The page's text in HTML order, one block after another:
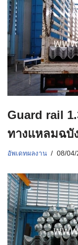
Guard rail
ทางแหลมฉบั
อัพเดทผลงาน 08/04/